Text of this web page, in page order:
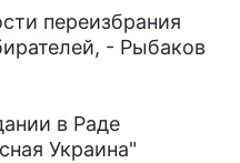
переизбрания
- Рыбаков
в Раде
Украина"